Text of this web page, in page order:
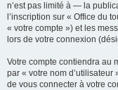
n’est pas limité à — la
l’inscription sur « Office du
« votre compte ») et les
lors de votre connexion
Votre compte contiendra au
par « votre nom
de vous connecter à votre